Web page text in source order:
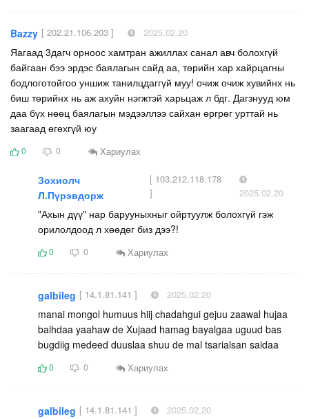
Bazzy [ 202.21.106.203 ] 2025.02.20
Яагаад 3дагч орноос хамтран ажиллах санал авч болохгүй
байгаан бээ эрдэс баялагын сайд аа, төрийн хар хайрцагны
бодлоготойгоо уншиж танилцдаггүй муу! очиж очиж хувийнх нь
биш төрийнх нь аж ахуйн нэгжтэй харьцаж л бдг. Дагзнууд юм
даа бүх нөөц баялагын мэдээллээ сайхан өргрөг урттай нь
заагаад өгөхгүй юу
0 0 Хариулах
Зохиолч
Л.Пүрэвдорж
[ 103.212.118.178
]
2025.02.20
"Ахын дүү" нар барууныхныг ойртуулж болохгүй гэж
орилолдоод л хөөдөг биз дээ?!
0 0 Хариулах
galbileg [ 14.1.81.141 ] 2025.02.20
manai mongol humuus hiij chadahgui gejuu zaawal hujaa
baihdaa yaahaw de Xujaad hamag bayalgaa uguud bas
bugdiig medeed duuslaa shuu de mal tsarialsan saidaa
0 0 Хариулах
galbileg [ 14.1.81.141 ] 2025.02.20